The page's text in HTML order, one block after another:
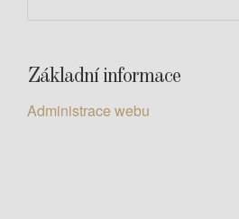
Základní informace
Administrace webu